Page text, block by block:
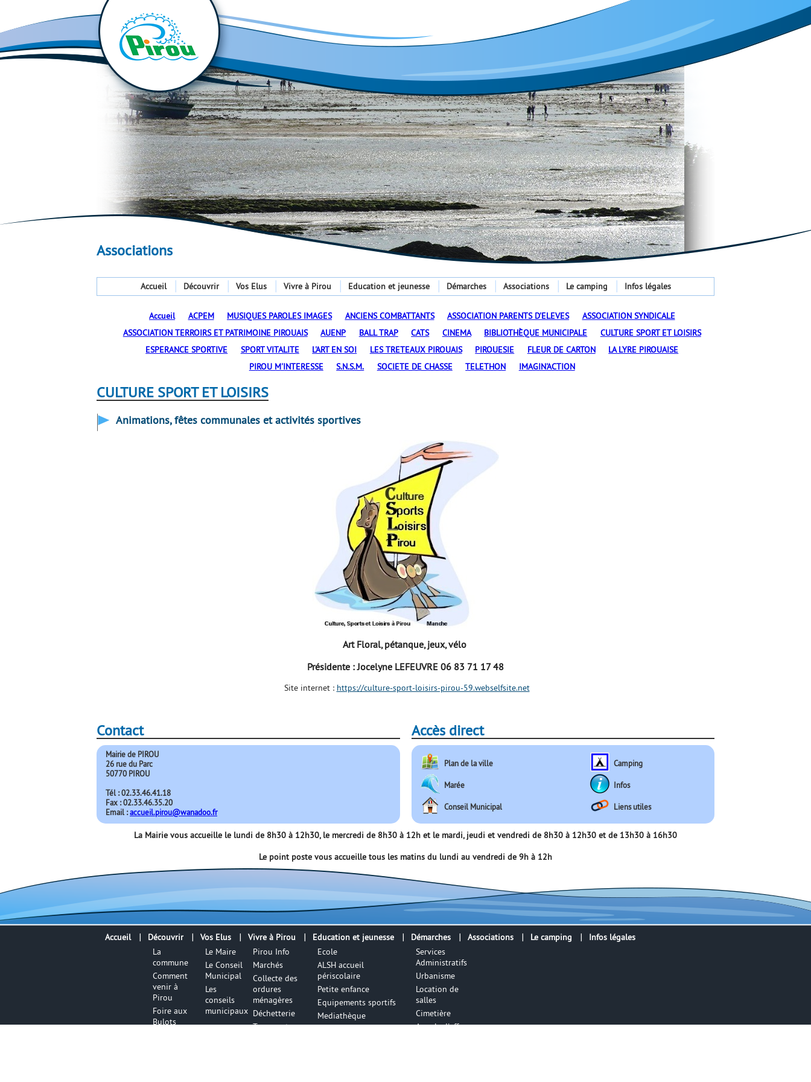
Accueil Découvrir Vos Elus Vivre à Pirou Education et jeunesse Démarches Associations Le camping Infos légales
Associations
Accueil ACPEM MUSIQUES PAROLES IMAGES ANCIENS COMBATTANTS ASSOCIATION PARENTS D'ELEVES
ASSOCIATION SYNDICALE
ASSOCIATION TERROIRS ET PATRIMOINE PIROUAIS
AUENP BALL TRAP CATS CINEMA BIBLIOTHÈQUE MUNICIPALE
CULTURE SPORT ET LOISIRS
ESPERANCE SPORTIVE
SPORT VITALITE L'ART EN SOI LES TRETEAUX PIROUAIS PIROUESIE FLEUR DE CARTON
LA LYRE PIROUAISE
PIROU M'INTERESSE
S.N.S.M. SOCIETE DE CHASSE TELETHON IMAGIN'ACTION
CULTURE SPORT ET LOISIRS
Animations, fêtes communales et activités sportives
Art Floral, pétanque, jeux, vélo
Présidente : Jocelyne LEFEUVRE 06 83 71 17 48
Site internet : https://culture-sport-loisirs-pirou-59.webselfsite.net
Contact
Mairie de PIROU
26 rue du Parc
50770 PIROU
Tél : 02.33.46.41.18
Fax : 02.33.46.35.20
Email :accueil.pirou@wanadoo.fr
Accès direct
Plan de la ville Camping
Marée Infos
Conseil Municipal Liens utiles
La Mairie vous accueille le lundi de 8h30 à 12h30, le mercredi de 8h30 à 12h et le mardi, jeudi et vendredi de 8h30 à 12h30 et de 13h30 à 16h30
Le point poste vous accueille tous les matins du lundi au vendredi de 9h à 12h
Accueil
Découvrir
La
commune
Comment
venir à
Pirou
Foire aux
Bulots
Vos Elus
Le Maire
Le Conseil
Municipal
Les
conseils
municipaux
Vivre à Pirou
Pirou Info
Marchés
Collecte des
ordures
ménagères
Déchetterie
Transports
Education et jeunesse
Ecole
ALSH accueil
périscolaire
Petite enfance
Equipements sportifs
Mediathèque
Démarches
Services
Administratifs
Urbanisme
Location de
salles
Cimetière
Appels d'offres
Associations Le camping Infos légales